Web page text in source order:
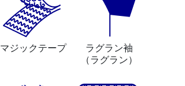
マジックテープ
ラグラン袖
（ラグラン）